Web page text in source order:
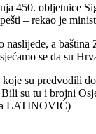
obljetnice
– rekao je
a
se da su
su predvodili
su tu i brojni
LATINOVIĆ)